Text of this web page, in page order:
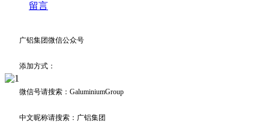
留言
广铝集团微信公众号
添加方式：
微信号请搜索：GaluminiumGroup
中文昵称请搜索：广铝集团